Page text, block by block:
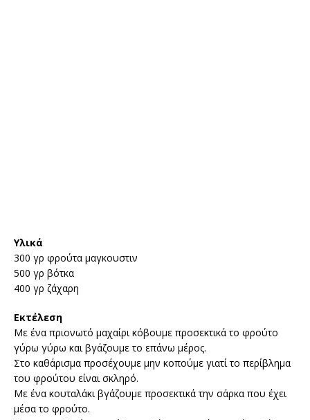
Υλικά
300 γρ φρούτα μαγκουστιν
500 γρ βότκα
400 γρ ζάχαρη
Εκτέλεση
Με ένα πριονωτό μαχαίρι κόβουμε προσεκτικά το φρούτο
γύρω γύρω και βγάζουμε το επάνω μέρος.
Στο καθάρισμα προσέχουμε μην κοπούμε γιατί το περίβλημα
του φρούτου είναι σκληρό.
Με ένα κουταλάκι βγάζουμε προσεκτικά την σάρκα που έχει
μέσα το φρούτο.